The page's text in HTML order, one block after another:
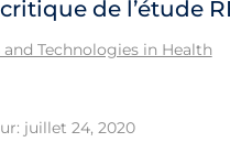
de l’étude
Technologies in Health
juillet 24, 2020